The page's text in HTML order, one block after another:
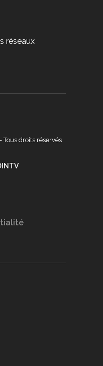
réseaux
Tous droits réservés